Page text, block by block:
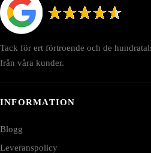
Tack för ert förtroende och de
från våra kunder.
INFORMATION
Blogg
Leveranspolicy